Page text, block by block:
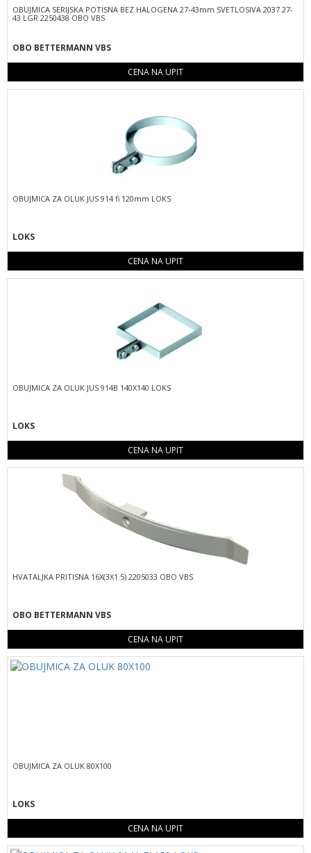
OBUJMICA SERIJSKA POTISNA BEZ HALOGENA 27-43mm SVETLOSIVA 2037 27-
43 LGR 2250438 OBO VBS
OBO BETTERMANN VBS
CENA NA UPIT
OBUJMICA ZA OLUK JUS 914 fi 120mm LOKS
LOKS
CENA NA UPIT
OBUJMICA ZA OLUK JUS 914B 140X140 LOKS
LOKS
CENA NA UPIT
HVATALJKA PRITISNA 16X(3X1.5) 2205033 OBO VBS
OBO BETTERMANN VBS
CENA NA UPIT
OBUJMICA ZA OLUK 80X100
LOKS
CENA NA UPIT